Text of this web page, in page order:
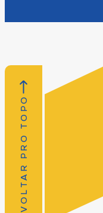
VOLTAR PRO TOPO